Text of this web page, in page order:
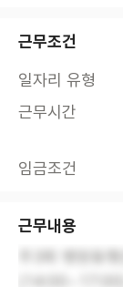
근무조건
일자리 유형
근무시간
임금조건
근무내용